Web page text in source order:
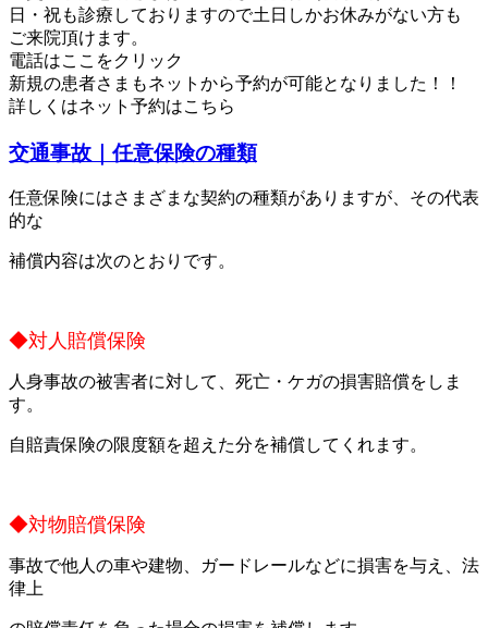
日・祝も診療しておりますので土日しかお休みがない方も
ご来院頂けます。
電話はここをクリック
新規の患者さまもネットから予約が可能となりました！！
詳しくはネット予約はこちら
交通事故｜任意保険の種類
任意保険にはさまざまな契約の種類がありますが、その代表
的な
補償内容は次のとおりです。
◆対人賠償保険
人身事故の被害者に対して、死亡・ケガの損害賠償をしま
す。
自賠責保険の限度額を超えた分を補償してくれます。
◆対物賠償保険
事故で他人の車や建物、ガードレールなどに損害を与え、法
律上